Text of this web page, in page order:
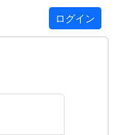
ログイン